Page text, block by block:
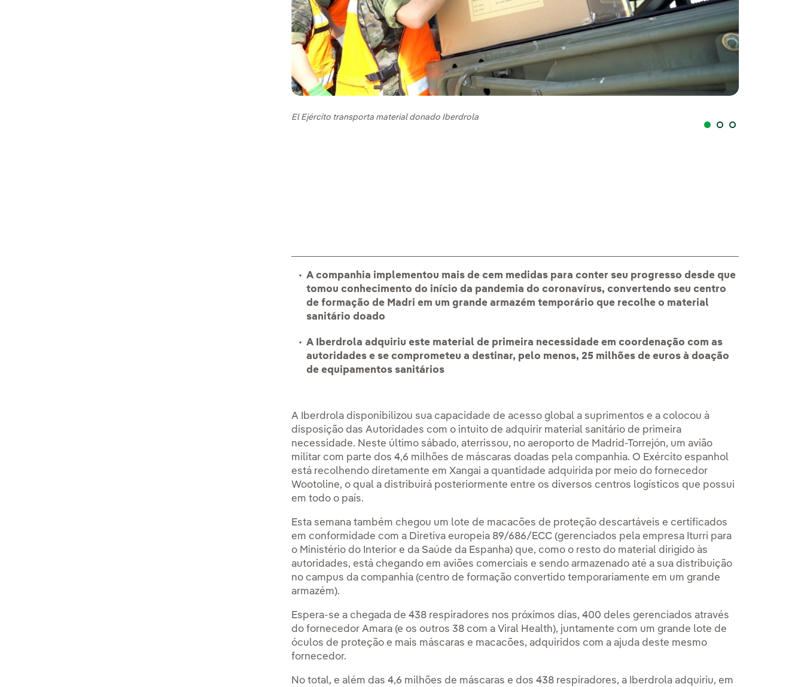
El Ejército transporta material donado Iberdrola
A companhia implementou mais de cem medidas para conter seu progresso desde que
tomou conhecimento do início da pandemia do coronavírus, convertendo seu centro
de formação de Madri em um grande armazém temporário que recolhe o material
sanitário doado
A Iberdrola adquiriu este material de primeira necessidade em coordenação com as
autoridades e se comprometeu a destinar, pelo menos, 25 milhões de euros à doação
de equipamentos sanitários
A Iberdrola disponibilizou sua capacidade de acesso global a suprimentos e a colocou à
disposição das Autoridades com o intuito de adquirir material sanitário de primeira
necessidade. Neste último sábado, aterrissou, no aeroporto de Madrid-Torrejón, um avião
militar com parte dos 4,6 milhões de máscaras doadas pela companhia. O Exército espanhol
está recolhendo diretamente em Xangai a quantidade adquirida por meio do fornecedor
Wootoline, o qual a distribuirá posteriormente entre os diversos centros logísticos que possui
em todo o país.
Esta semana também chegou um lote de macacões de proteção descartáveis e certificados
em conformidade com a Diretiva europeia 89/686/ECC (gerenciados pela empresa Iturri para
o Ministério do Interior e da Saúde da Espanha) que, como o resto do material dirigido às
autoridades, está chegando em aviões comerciais e sendo armazenado até a sua distribuição
no campus da companhia (centro de formação convertido temporariamente em um grande
armazém).
Espera-se a chegada de 438 respiradores nos próximos dias, 400 deles gerenciados através
do fornecedor Amara (e os outros 38 com a Viral Health), juntamente com um grande lote de
óculos de proteção e mais máscaras e macacões, adquiridos com a ajuda deste mesmo
fornecedor.
No total, e além das 4,6 milhões de máscaras e dos 438 respiradores, a Iberdrola adquiriu, em